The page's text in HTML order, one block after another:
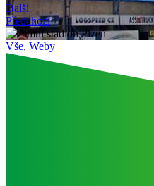
Další
Předchozí
Vše, Weby